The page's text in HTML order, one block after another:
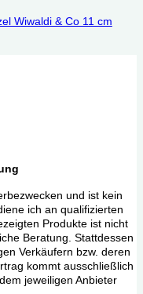
Wiwaldi & Co 11 cm
und ist kein
ich an qualifizierten
Produkte ist nicht
Beratung. Stattdessen
Verkäufern bzw. deren
kommt ausschließlich
jeweiligen Anbieter